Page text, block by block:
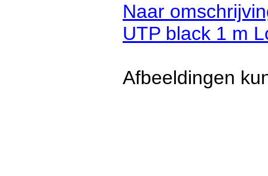
Naar
UTP black 1 m
Afbeeldingen